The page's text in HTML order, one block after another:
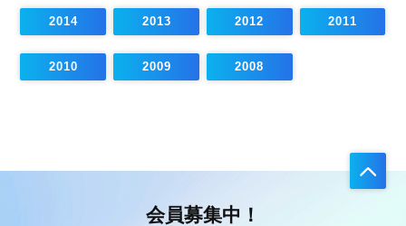
2014 2013 2012 2011
2010 2009 2008
会員募集中！